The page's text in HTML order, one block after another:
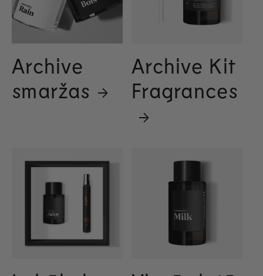
Archive
smaržas
Archive Kit
Fragrances